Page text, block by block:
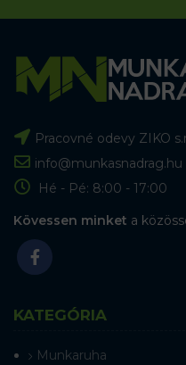
Pracovné odevy ZIKO
info@munkasnadrag.hu
Hé - Pé: 8:00 - 17:00
Kövessen minket a
KATEGÓRIA
Munkaruha